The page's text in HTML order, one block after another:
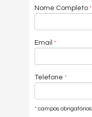
Nome Completo
Email
Telefone
* campos obrigatórios